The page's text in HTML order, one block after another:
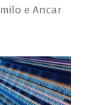
e Ancar